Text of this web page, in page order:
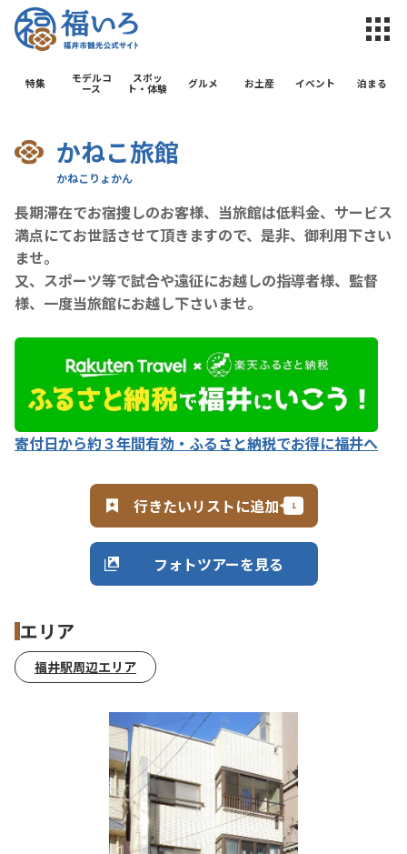
福井市観光
特集
モデルコ
ース
スポッ
ト・体験
グルメ お土産 イベント 泊まる
かねこ旅館
長期滞在でお宿捜しのお客様、当旅館は低料金、サービス
満点にてお世話させて頂きますので、是非、御利用下さい
ませ。
又、スポーツ等で試合や遠征にお越しの指導者様、監督
様、一度当旅館にお越し下さいませ。
寄付日から約３年間有効・ふるさと納税でお得に福井へ
行きたいリストに追加
フォトツアーを見る
エリア
福井駅周辺エリア